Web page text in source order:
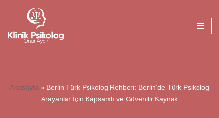
geç
Anasayfa » Berlin Türk Psikolog Rehberi: Berlin’de Türk Psikolog
Arayanlar İçin Kapsamlı ve Güvenilir Kaynak